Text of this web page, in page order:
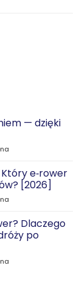
— dzięki
Który e‑rower
[2026]
Dlaczego
po